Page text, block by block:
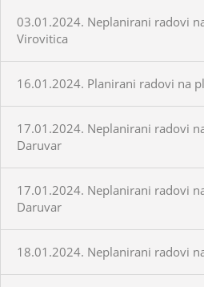
03.01.2024. Neplanirani radovi
Virovitica
16.01.2024. Planirani radovi na
17.01.2024. Neplanirani radovi
Daruvar
17.01.2024. Neplanirani radovi
Daruvar
18.01.2024. Neplanirani radovi